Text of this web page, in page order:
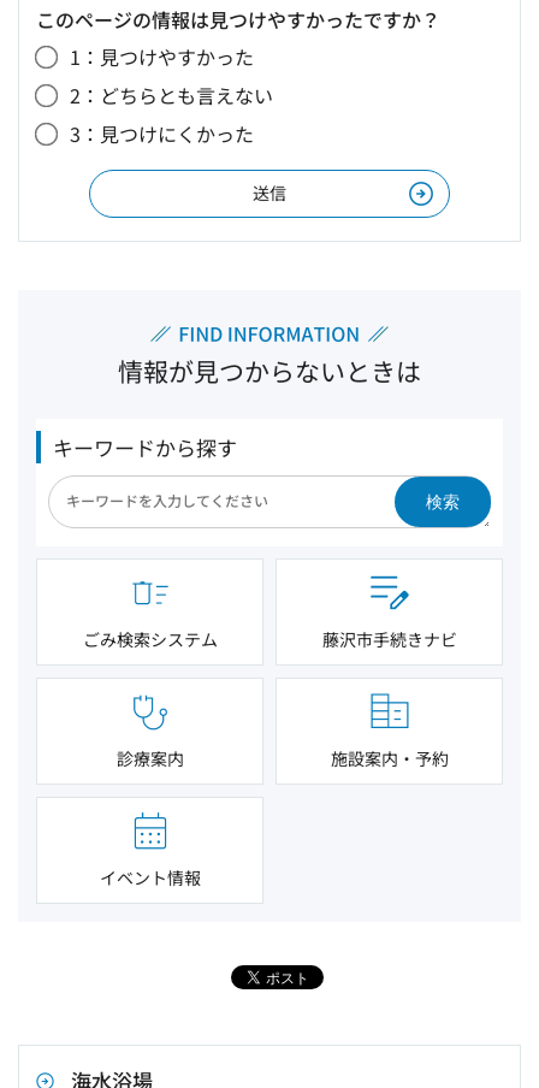
このページの情報は見つけやすかったですか？
1：見つけやすかった
2：どちらとも言えない
3：見つけにくかった
情報が見つからないときは
キーワードから探す
検索
ごみ検索システム 藤沢市手続きナビ
診療案内 施設案内・予約
イベント情報
海水浴場